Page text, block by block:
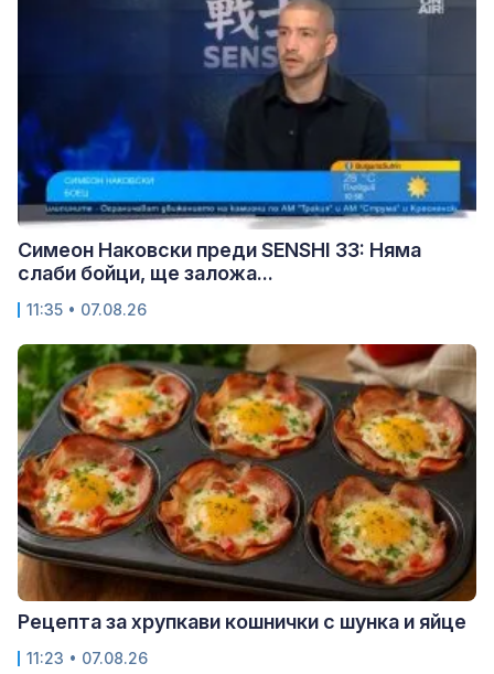
Симеон Наковски преди SENSHI 33: Няма
слаби бойци, ще заложа...
11:35 • 07.08.26
Рецепта за хрупкави кошнички с шунка и яйце
11:23 • 07.08.26